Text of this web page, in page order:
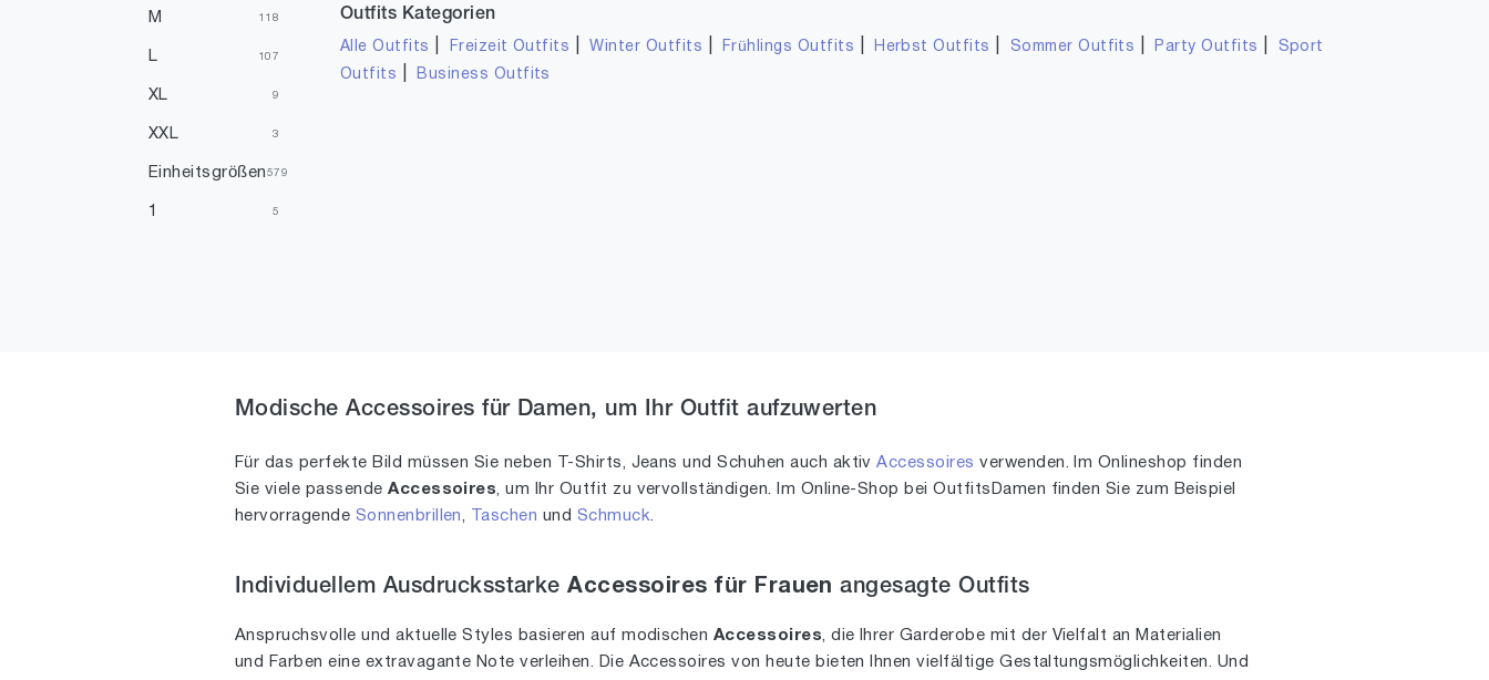
M 118
L 107
XL 9
XXL 3
Einheitsgrößen 579
1 5
2
2
1
1
Outfits Kategorien
Alle Outfits Freizeit Outfits |Winter Outfits Frühlings Outfits Herbst Outfits Sommer Outfits Party Outfits
Sport
Outfits
Business Outfits
Modische Accessoires für Damen, um Ihr Outfit aufzuwerten
Für das perfekte Bild müssen Sie neben T-Shirts, Jeans und Schuhen auch aktivAccessoires verwenden. Im Onlineshop finden
Sie viele passendeAccessoires, um Ihr Outfit zu vervollständigen. Im Online-Shop bei OutfitsDamen finden Sie zum Beispiel
hervorragende Sonnenbrillen, Taschen und Schmuck.
Individuellem AusdrucksstarkeAccessoires für Frauen angesagte Outfits
Anspruchsvolle und aktuelle Styles basieren auf modischen Accessoires, die Ihrer Garderobe mit der Vielfalt an Materialien
und Farben eine extravagante Note verleihen. Die Accessoires von heute bieten Ihnen vielfältige Gestaltungsmöglichkeiten. Und